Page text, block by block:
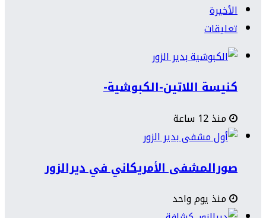
الأخيرة
تعليقات
كنيسة اللاتين-الكبوشية-
منذ 12 ساعة
صورالمشفى الأمريكاني في ديرالزور
منذ يوم واحد